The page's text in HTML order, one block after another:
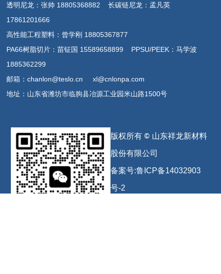
透明尼龙：张帅 18805368882 长碳链尼龙：孟凡英
17861201666
高性能工程塑料：曾学刚 18805367877
PA66树脂切片：苗钲国 15589658899 PPSU/PEEK：马学波
1885362299
邮箱：chanlon@teslo.cn xl@cnlonpa.com
地址：山东省潍坊市临朐县冶源工业园米山路1500号
版权所有 © 山东祥龙新材料
股份有限公司
备案号:鲁ICP备14032903
号-2